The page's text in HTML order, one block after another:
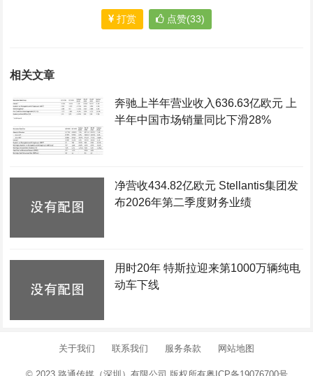
打赏 点赞(33)
相关文章
奔驰上半年营业收入636.63亿欧元 上
半年中国市场销量同比下滑28%
净营收434.82亿欧元 Stellantis集团发
布2026年第二季度财务业绩
用时20年 特斯拉迎来第1000万辆纯电
动车下线
关于我们 联系我们 服务条款 网站地图